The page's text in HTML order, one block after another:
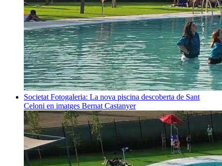
Societat Fotogaleria: La nova piscina descoberta de Sant
Celoni en imatges Bernat Castanyer